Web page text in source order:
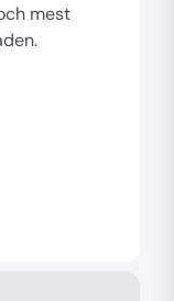
mest